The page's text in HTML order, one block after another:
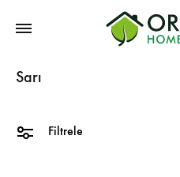
Sarı
Filtrele